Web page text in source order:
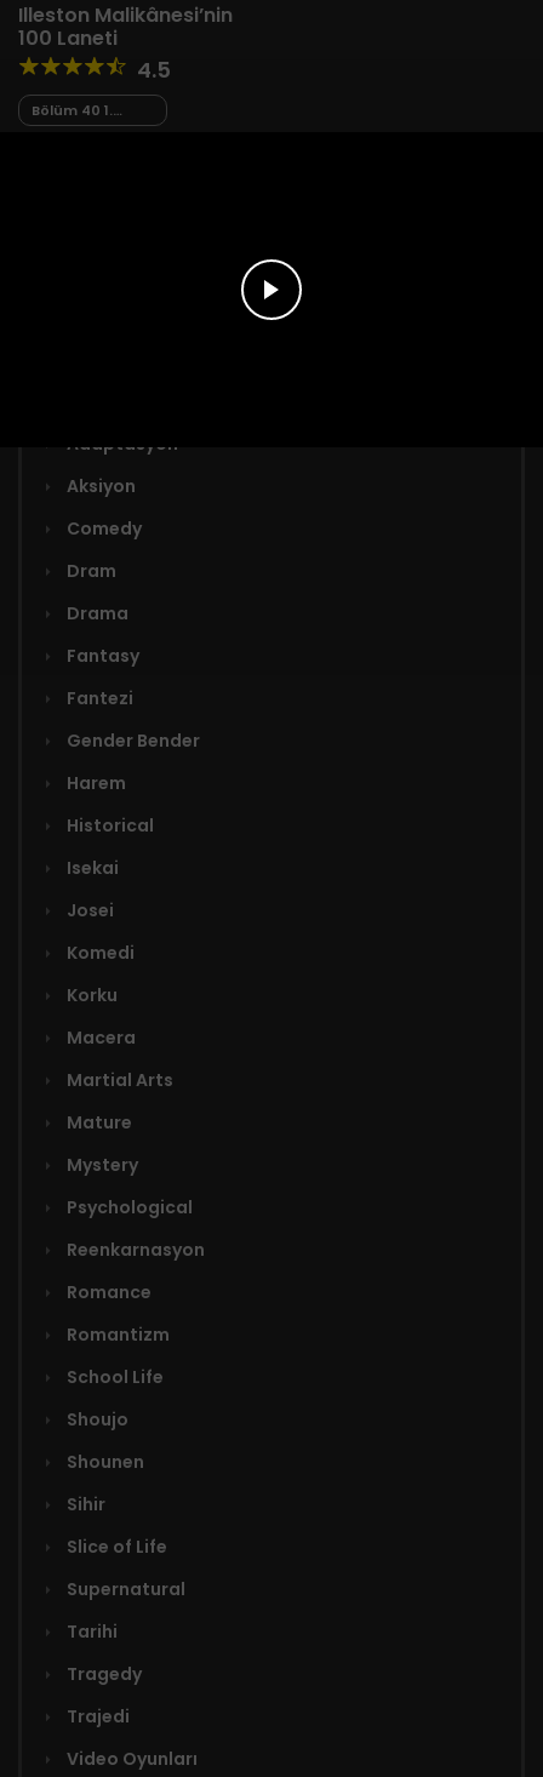
Illeston Malikânesi’nin
100 Laneti
4.5
Bölüm 40 1.
Sezon Finali
Adaptasyon
Aksiyon
Comedy
Dram
Drama
Fantasy
Fantezi
Gender Bender
Harem
Historical
Isekai
Josei
Komedi
Korku
Macera
Martial Arts
Mature
Mystery
Psychological
Reenkarnasyon
Romance
Romantizm
School Life
Shoujo
Shounen
Sihir
Slice of Life
Supernatural
Tarihi
Tragedy
Trajedi
Video Oyunları